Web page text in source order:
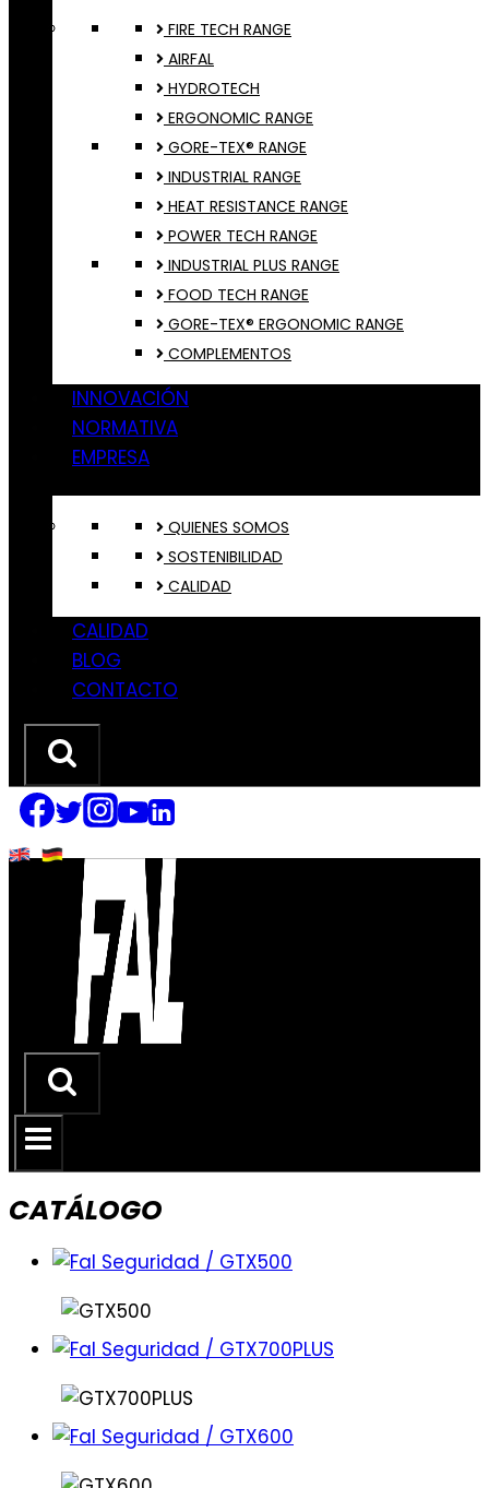
FIRE TECH RANGE
AIRFAL
HYDROTECH
ERGONOMIC RANGE
GORE-TEX® RANGE
INDUSTRIAL RANGE
HEAT RESISTANCE RANGE
POWER TECH RANGE
INDUSTRIAL PLUS RANGE
FOOD TECH RANGE
GORE-TEX® ERGONOMIC RANGE
COMPLEMENTOS
INNOVACIÓN
NORMATIVA
EMPRESA
QUIENES SOMOS
SOSTENIBILIDAD
CALIDAD
CALIDAD
BLOG
CONTACTO
CATÁLOGO